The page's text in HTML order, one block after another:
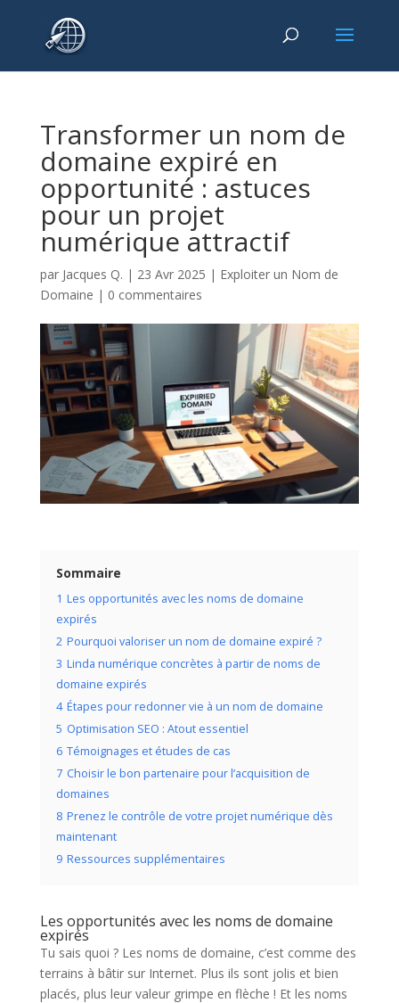
Transformer un nom de
domaine expiré en
opportunité : astuces
pour un projet
numérique attractif
par Jacques Q. | 23 Avr 2025 | Exploiter un Nom de
Domaine | 0 commentaires
Sommaire
1 Les opportunités avec les noms de domaine
expirés
2 Pourquoi valoriser un nom de domaine expiré ?
3 Linda numérique concrètes à partir de noms de
domaine expirés
4 Étapes pour redonner vie à un nom de domaine
5 Optimisation SEO : Atout essentiel
6 Témoignages et études de cas
7 Choisir le bon partenaire pour l’acquisition de
domaines
8 Prenez le contrôle de votre projet numérique dès
maintenant
9 Ressources supplémentaires
Les opportunités avec les noms de domaine
expirés
Tu sais quoi ? Les noms de domaine, c’est comme des
terrains à bâtir sur Internet. Plus ils sont jolis et bien
placés, plus leur valeur grimpe en flèche ! Et les noms